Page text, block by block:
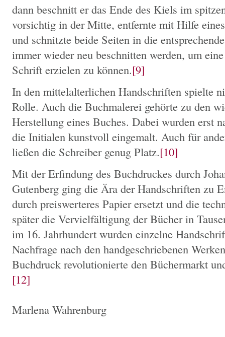
dann beschnitt er das Ende des Kiels im
vorsichtig in der Mitte, entfernte mit Hilfe
und schnitzte beide Seiten in die
immer wieder neu beschnitten werden, um
Schrift erzielen zu können.[9]
In den mittelalterlichen Handschriften spielte
Rolle. Auch die Buchmalerei gehörte zu den
Herstellung eines Buches. Dabei wurden erst
die Initialen kunstvoll eingemalt. Auch für
ließen die Schreiber genug Platz.[10]
Mit der Erfindung des Buchdruckes durch
Gutenberg ging die Ära der Handschriften zu
durch preiswerteres Papier ersetzt und die
später die Vervielfältigung der Bücher in
im 16. Jahrhundert wurden einzelne
Nachfrage nach den handgeschriebenen
Buchdruck revolutionierte den Büchermarkt
[12]
Marlena Wahrenburg